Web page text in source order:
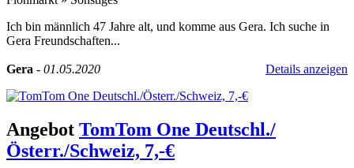
Ich bin männlich 47 Jahre alt, und komme aus Gera. Ich suche in
Gera Freundschaften...
Gera - 01.05.2020 Details anzeigen
Angebot TomTom One Deutschl./
Österr./Schweiz, 7,-€